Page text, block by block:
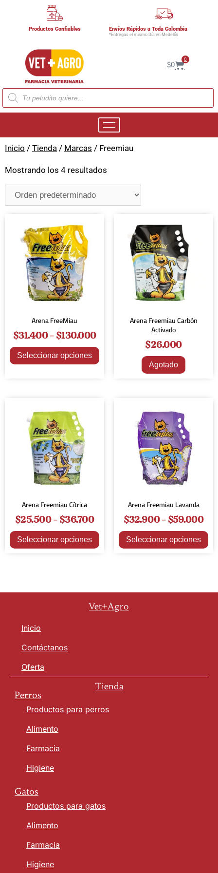
Productos Confiables Envíos Rápidos a Toda Colombia
*Entregas el mismo Día en Medellín
$0
0
Inicio / Tienda / Marcas / Freemiau
Mostrando los 4 resultados
Arena FreeMiau
$31.400-$130.000
Seleccionar opciones
Arena Freemiau Carbón
Activado
$26.000
Agotado
Arena Freemiau Cítrica
$25.500-$36.700
Seleccionar opciones
Arena Freemiau Lavanda
$32.900-$59.000
Seleccionar opciones
Vet+Agro
Inicio
Contáctanos
Oferta
Tienda
Perros
Productos para perros
Alimento
Farmacia
Higiene
Gatos
Productos para gatos
Alimento
Farmacia
Higiene